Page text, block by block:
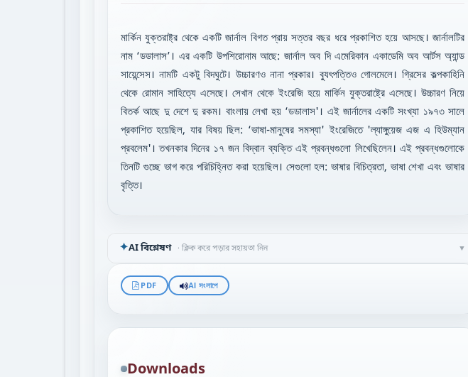
মার্কিন যুক্তরাষ্ট্র থেকে একটি জার্নাল বিগত প্রায় সত্তর বছর ধরে প্রকাশিত হয়ে আসছে। জার্নালটির
নাম ‘ডডালাস’। এর একটি উপশিরোনাম আছে: জার্নাল অব দি এমেরিকান একাডেমি অব আর্টস অ্যান্ড
সায়েন্সেস। নামটি একটু বিদঘুটে। উচ্চারণও নানা প্রকার। ব্যুৎপত্তিও গোলমেলে। গ্রিসের কল্পকাহিনি
থেকে রোমান সাহিত্যে এসেছে। সেখান থেকে ইংরেজি হয়ে মার্কিন যুক্তরাষ্ট্রে এসেছে। উচ্চারণ নিয়ে
বিতর্ক আছে দু দেশে দু রকম। বাংলায় লেখা হয় ‘ডডালাস'। এই জার্নালের একটি সংখ্যা ১৯৭৩ সালে
প্রকাশিত হয়েছিল, যার বিষয় ছিল: ‘ভাষা-মানুষের সমস্যা' ইংরেজিতে 'ল্যাঙ্গুয়েজ এজ এ হিউম্যান
প্রবলেম'। তখনকার দিনের ১৭ জন বিদ্বান ব্যক্তি এই প্রবন্ধগুলো লিখেছিলেন। এই প্রবন্ধগুলোকে
তিনটি গুচ্ছে ভাগ করে পরিচিহ্নিত করা হয়েছিল। সেগুলো হল: ভাষার বিচিত্রতা, ভাষা শেখা এবং ভাষার
বৃত্তি।
✦AI বিশ্লেষণ · ক্লিক করে পড়ার সহায়তা নিন ▼
PDF AI সংলাপে
Downloads